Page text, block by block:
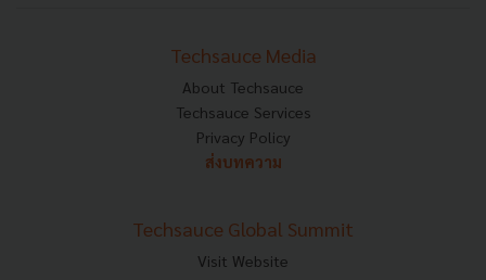
Techsauce Media
About Techsauce
Techsauce Services
Privacy Policy
ส่งบทความ
Techsauce Global Summit
Visit Website